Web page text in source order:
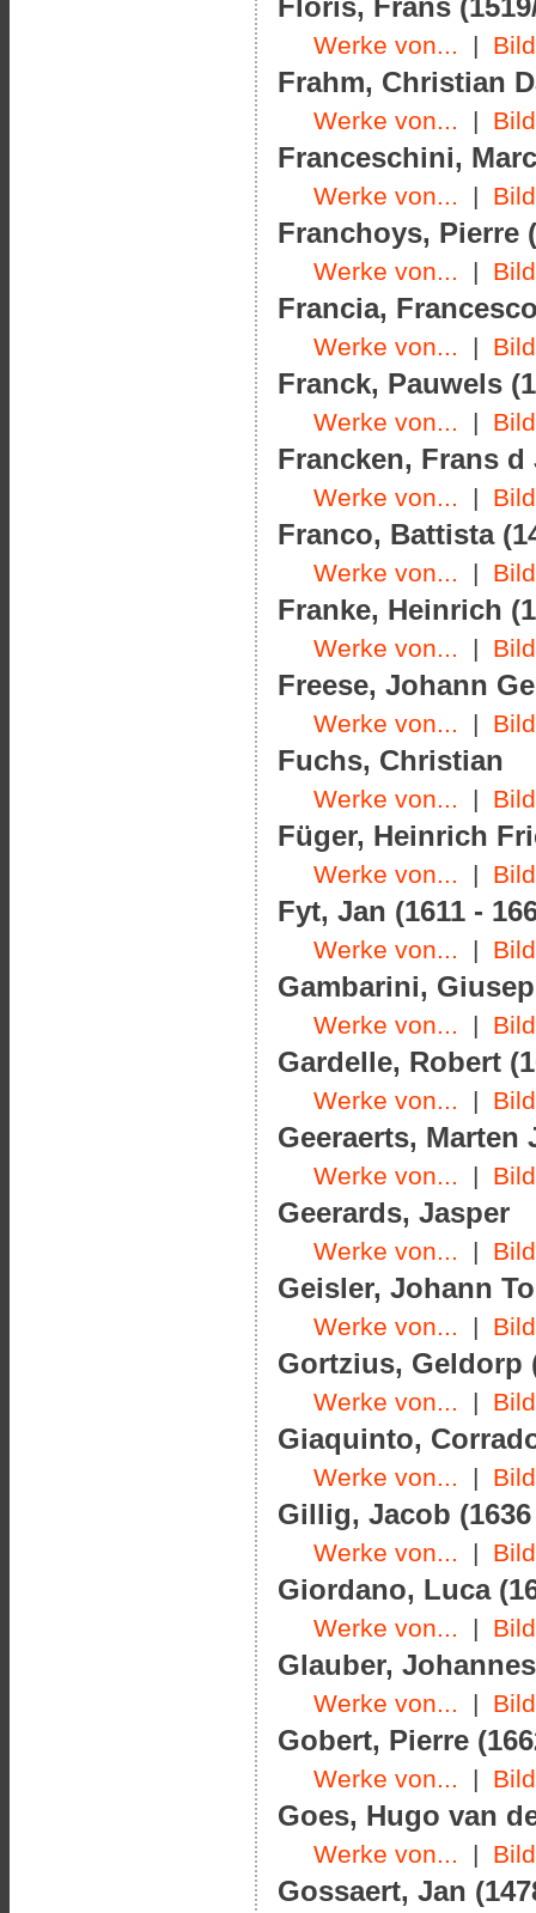
Werke von... |
Frahm, Christian
Werke von... |
Franceschini,
Werke von... |
Franchoys, Pierre
Werke von... |
Francia,
Werke von... |
Franck, Pauwels
Werke von... |
Francken, Frans d
Werke von... |
Franco, Battista
Werke von... |
Franke, Heinrich
Werke von... |
Freese, Johann
Werke von... |
Fuchs, Christian
Werke von... |
Füger, Heinrich
Werke von... |
Fyt, Jan (1611 -
Werke von... |
Gambarini,
Werke von... |
Gardelle, Robert
Werke von... |
Geeraerts, Marten
Werke von... |
Geerards, Jasper
Werke von... |
Geisler, Johann
Werke von... |
Gortzius, Geldorp
Werke von... |
Giaquinto,
Werke von... |
Gillig, Jacob (1636
Werke von... |
Giordano, Luca
Werke von... |
Glauber,
Werke von... |
Gobert, Pierre
Werke von... |
Goes, Hugo van
Werke von... |
Gossaert, Jan